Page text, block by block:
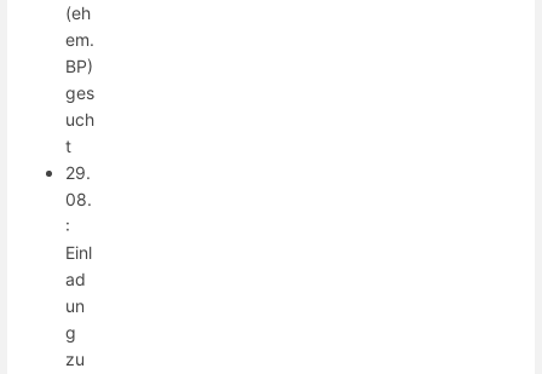
(eh
em.
BP)
ges
uch
t
29.
08.
:
Einl
ad
un
g
zu